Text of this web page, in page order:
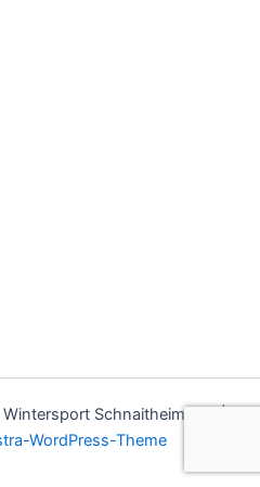
Schnaitheim e.V. |
WordPress-Theme